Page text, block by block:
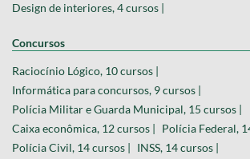
Design de interiores, 4 cursos |
Concursos
Raciocínio Lógico, 10 cursos |
Informática para concursos, 9 cursos |
Polícia Militar e Guarda Municipal, 15 cursos |
Caixa econômica, 12 cursos |
Polícia Federal,
Polícia Civil, 14 cursos |
INSS, 14 cursos |